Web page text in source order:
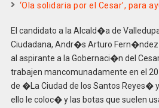
‘Ola solidaria por el Cesar’, para
El candidato a la Alcald�a de
Ciudadana, Andr�s Arturo
al aspirante a la Gobernaci�n del
trabajen mancomunadamente en el
de �La Ciudad de los Santos Reyes�
ello le coloc� y las botas que suelen